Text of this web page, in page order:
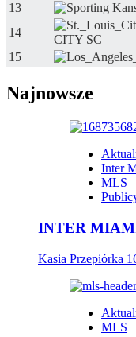
13
14
CITY SC
15
Najnowsze
Inter
MLS
INTER
Kasia Przepiórka
MLS